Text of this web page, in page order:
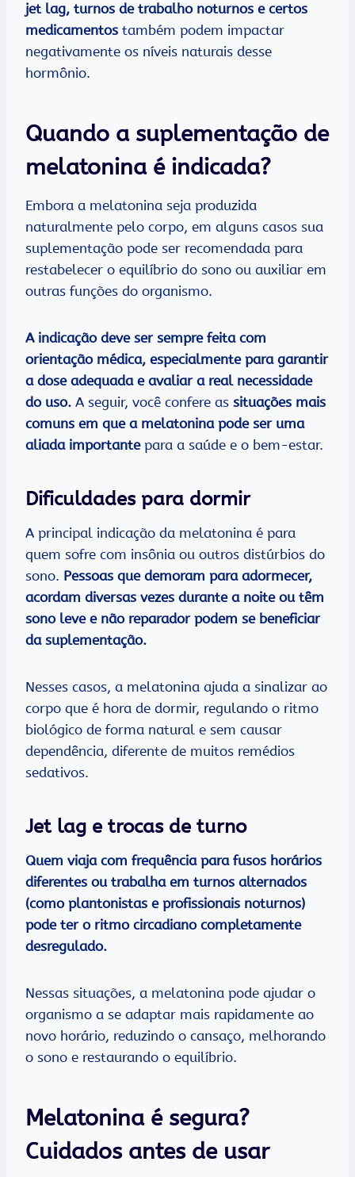
jet lag, turnos de trabalho noturnos e certos
medicamentos também podem impactar
negativamente os níveis naturais desse
hormônio.
Quando a suplementação de
melatonina é indicada?
Embora a melatonina seja produzida
naturalmente pelo corpo, em alguns casos sua
suplementação pode ser recomendada para
restabelecer o equilíbrio do sono ou auxiliar em
outras funções do organismo.
A indicação deve ser sempre feita com
orientação médica, especialmente para garantir
a dose adequada e avaliar a real necessidade
do uso. A seguir, você confere as situações mais
comuns em que a melatonina pode ser uma
aliada importantepara a saúde e o bem-estar.
Dificuldades para dormir
A principal indicação da melatonina é para
quem sofre com insônia ou outros distúrbios do
sono. Pessoas que demoram para adormecer,
acordam diversas vezes durante a noite ou têm
sono leve e não reparador podem se beneficiar
da suplementação.
Nesses casos, a melatonina ajuda a sinalizar ao
corpo que é hora de dormir, regulando o ritmo
biológico de forma natural e sem causar
dependência, diferente de muitos remédios
sedativos.
Jet lag e trocas de turno
Quem viaja com frequência para fusos horários
diferentes ou trabalha em turnos alternados
(como plantonistas e profissionais noturnos)
pode ter o ritmo circadiano completamente
desregulado.
Nessas situações, a melatonina pode ajudar o
organismo a se adaptar mais rapidamente ao
novo horário, reduzindo o cansaço, melhorando
o sono e restaurando o equilíbrio.
Melatonina é segura?
Cuidados antes de usar